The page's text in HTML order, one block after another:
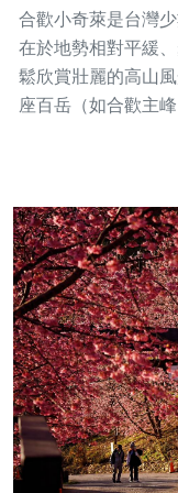
合歡小奇萊是台灣
在於地勢相對平緩
鬆欣賞壯麗的高山
座百岳（如合歡主